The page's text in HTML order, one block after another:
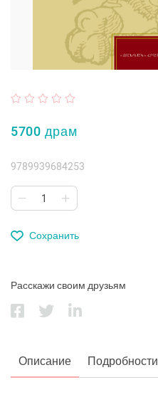
5700 драм
9789939684253
Сохранить
Расскажи своим друзьям
Описание Подробности